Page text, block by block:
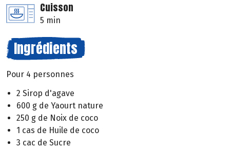
Cuisson
5 min
Ingrédients
Pour 4 personnes
2 Sirop d'agave
600 g de Yaourt nature
250 g de Noix de coco
1 cas de Huile de coco
3 cac de Sucre